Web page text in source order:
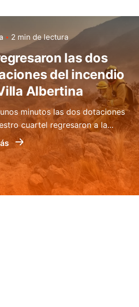
2 min de lectura
las dos
del incendio
Albertina
minutos las dos dotaciones
cuartel regresaron a la...